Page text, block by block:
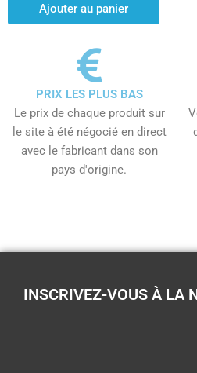
Ajouter au panier
PRIX LES PLUS BAS
Le prix de chaque produit sur
le site à été négocié en direct
avec le fabricant dans son
pays d'origine.
INSCRIVEZ-VOUS À LA